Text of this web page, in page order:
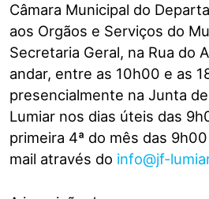
Câmara Municipal do
aos Orgãos e Serviços do
Secretaria Geral, na Rua do
andar, entre as 10h00 e as
presencialmente na Junta
Lumiar nos dias úteis das
primeira 4ª do mês das
mail através do info@jf-